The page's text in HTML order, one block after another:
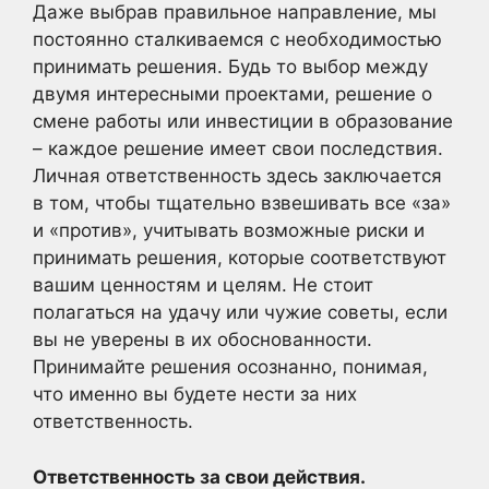
Даже выбрав правильное направление, мы
постоянно сталкиваемся с необходимостью
принимать решения. Будь то выбор между
двумя интересными проектами, решение о
смене работы или инвестиции в образование
– каждое решение имеет свои последствия.
Личная ответственность здесь заключается
в том, чтобы тщательно взвешивать все «за»
и «против», учитывать возможные риски и
принимать решения, которые соответствуют
вашим ценностям и целям. Не стоит
полагаться на удачу или чужие советы, если
вы не уверены в их обоснованности.
Принимайте решения осознанно, понимая,
что именно вы будете нести за них
ответственность.
Ответственность за свои действия.